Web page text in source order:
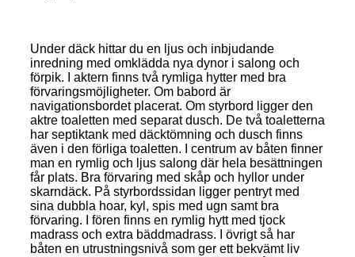
Under däck hittar du en ljus och inbjudande
inredning med omklädda nya dynor i salong och
förpik. I aktern finns två rymliga hytter med bra
förvaringsmöjligheter. Om babord är
navigationsbordet placerat. Om styrbord ligger den
aktre toaletten med separat dusch. De två toaletterna
har septiktank med däcktömning och dusch finns
även i den förliga toaletten. I centrum av båten finner
man en rymlig och ljus salong där hela besättningen
får plats. Bra förvaring med skåp och hyllor under
skarndäck. På styrbordssidan ligger pentryt med
sina dubbla hoar, kyl, spis med ugn samt bra
förvaring. I fören finns en rymlig hytt med tjock
madrass och extra bäddmadrass. I övrigt så har
båten en utrustningsnivå som ger ett bekvämt liv